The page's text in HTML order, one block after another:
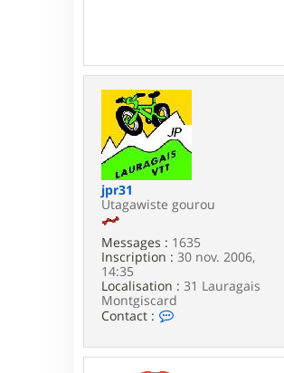
l
u
d
j
i
7
jpr31
Utagawiste gourou
Messages : 1635
Inscription : 30 nov. 2006,
14:35
Localisation : 31 Lauragais
Montgiscard
Contact :
t